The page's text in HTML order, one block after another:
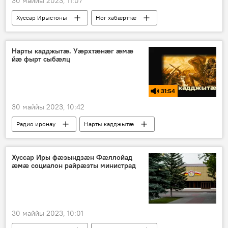
Хуссар Ирыстоны
Ног хабӕрттӕ
Гаглойты Алан
Туризм
Нарты кадджытæ. Уæрхтæнæг æмæ
йæ фырт сыбæлц
31:54
30 маййы 2023, 10:42
Радио иронау Нарты кадджытӕ
Хуссар Иры фæзындзæн Фæллойад
æмæ социалон райрæзты министрад
30 маййы 2023, 10:01